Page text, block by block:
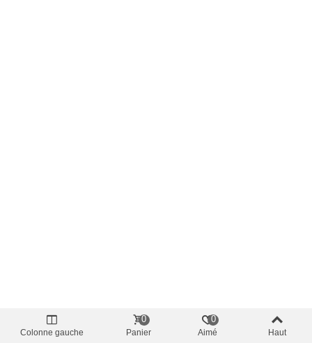
Colonne gauche Panier
0
Aimé
0
Haut